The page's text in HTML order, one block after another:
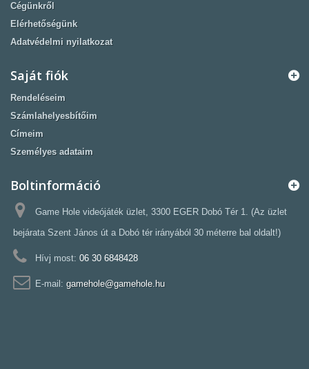
Cégünkről
Elérhetőségünk
Adatvédelmi nyilatkozat
Saját fiók
Rendeléseim
Számlahelyesbítőim
Címeim
Személyes adataim
Boltinformáció
Game Hole videójáték üzlet, 3300 EGER Dobó Tér 1. (Az üzlet
bejárata Szent János út a Dobó tér irányából 30 méterre bal oldalt!)
Hívj most: 06 30 6848428
E-mail: gamehole@gamehole.hu